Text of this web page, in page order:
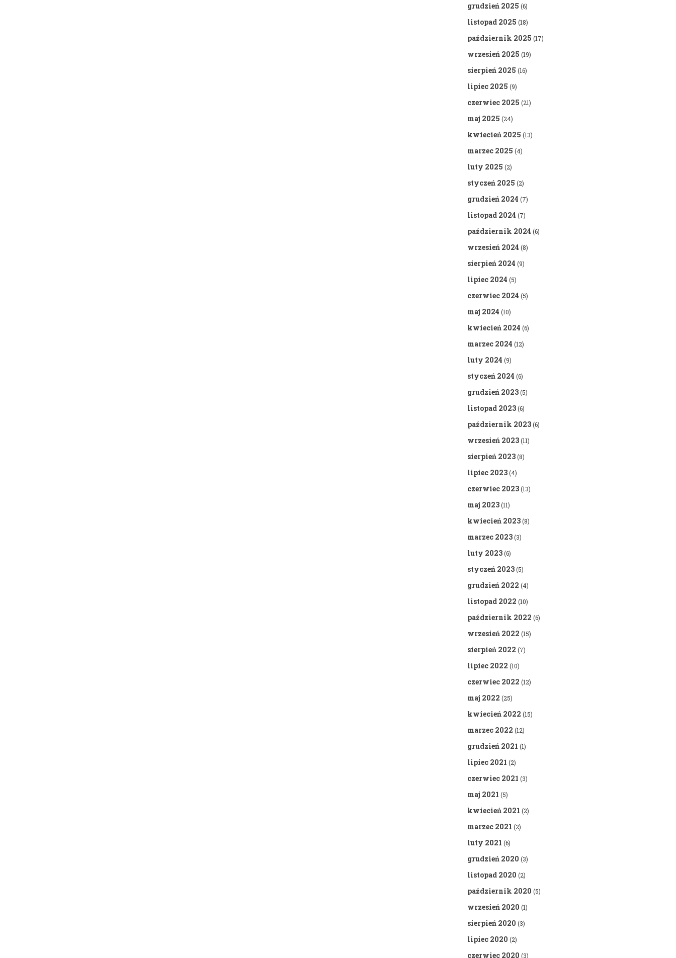
grudzień 2025 (6)
listopad 2025 (18)
październik 2025 (17)
wrzesień 2025 (19)
sierpień 2025 (16)
lipiec 2025 (9)
czerwiec 2025 (21)
maj 2025 (24)
kwiecień 2025 (13)
marzec 2025 (4)
luty 2025 (2)
styczeń 2025 (2)
grudzień 2024 (7)
listopad 2024 (7)
październik 2024 (6)
wrzesień 2024 (8)
sierpień 2024 (9)
lipiec 2024 (5)
czerwiec 2024 (5)
maj 2024 (10)
kwiecień 2024 (6)
marzec 2024 (12)
luty 2024 (9)
styczeń 2024 (6)
grudzień 2023(5)
listopad 2023(6)
październik 2023(6)
wrzesień 2023(11)
sierpień 2023(8)
lipiec 2023(4)
czerwiec 2023(13)
maj 2023(11)
kwiecień 2023(8)
marzec 2023(3)
luty 2023(6)
styczeń 2023(5)
grudzień 2022 (4)
listopad 2022 (10)
październik 2022 (6)
wrzesień 2022 (15)
sierpień 2022 (7)
lipiec 2022 (10)
czerwiec 2022 (12)
maj 2022 (25)
kwiecień 2022 (15)
marzec 2022 (12)
grudzień 2021 (1)
lipiec 2021 (2)
czerwiec 2021 (3)
maj 2021 (5)
kwiecień 2021 (2)
marzec 2021 (2)
luty 2021 (6)
grudzień 2020 (3)
listopad 2020 (2)
październik 2020 (5)
wrzesień 2020 (1)
sierpień 2020 (3)
lipiec 2020 (2)
czerwiec 2020 (3)